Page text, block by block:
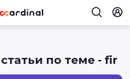
по теме - fir